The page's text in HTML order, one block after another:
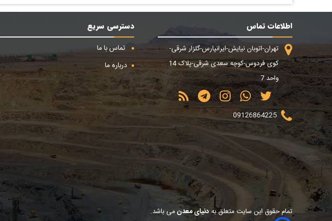
اطلاعات تماس
تهران-اتوبان نیایش-ایرانپارس-گلزار شرقی-
کوی فردوس-کوچه سعدی شرقی-پلاک 14
واحد 7
09126864225
دسترسی سریع
تماس با ما
درباره ما
تمام حقوق این سایت متعلق بهدنیای معدنمی باشد.